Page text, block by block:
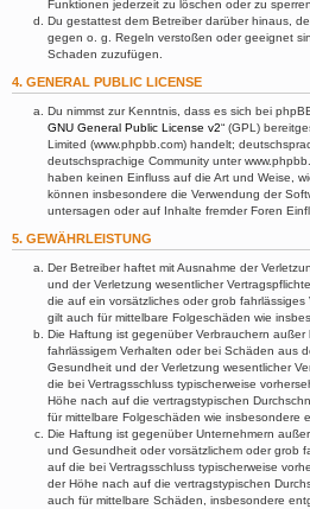
Funktionen jederzeit zu löschen oder zu sperren.
Du gestattest dem Betreiber darüber hinaus,
gegen o. g. Regeln verstoßen oder geeignet
Schaden zuzufügen.
4. GENERAL PUBLIC LICENSE
Du nimmst zur Kenntnis, dass es sich bei
GNU General Public License v2“ (GPL)
Limited (www.phpbb.com) handelt;
deutschsprachige Community unter
haben keinen Einfluss auf die Art und Weise,
können insbesondere die Verwendung der
untersagen oder auf Inhalte fremder Foren
5. GEWÄHRLEISTUNG
Der Betreiber haftet mit Ausnahme der
und der Verletzung wesentlicher
die auf ein vorsätzliches oder grob
gilt auch für mittelbare Folgeschäden wie
Die Haftung ist gegenüber Verbrauchern außer
fahrlässigem Verhalten oder bei Schäden aus
Gesundheit und der Verletzung wesentlicher
die bei Vertragsschluss typischerweise
Höhe nach auf die vertragstypischen
für mittelbare Folgeschäden wie insbesondere
Die Haftung ist gegenüber Unternehmern
und Gesundheit oder vorsätzlichem oder grob
auf die bei Vertragsschluss typischerweise
der Höhe nach auf die vertragstypischen
auch für mittelbare Schäden, insbesondere